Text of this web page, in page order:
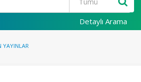
Detaylı Arama
YAYINLAR